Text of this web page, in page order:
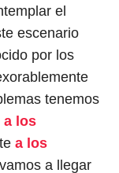
el
escenario
por los
tenemos
a los
a los
a llegar